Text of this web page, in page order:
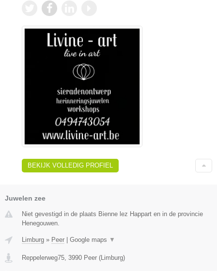
BEKIJK VOLLEDIG PROFIEL
Juwelen zee
Niet gevestigd in de plaats Bienne lez Happart en in de provincie
Henegouwen.
Limburg » Peer | Google maps ▼
Reppelerweg75 3990 Peer (Limburg)